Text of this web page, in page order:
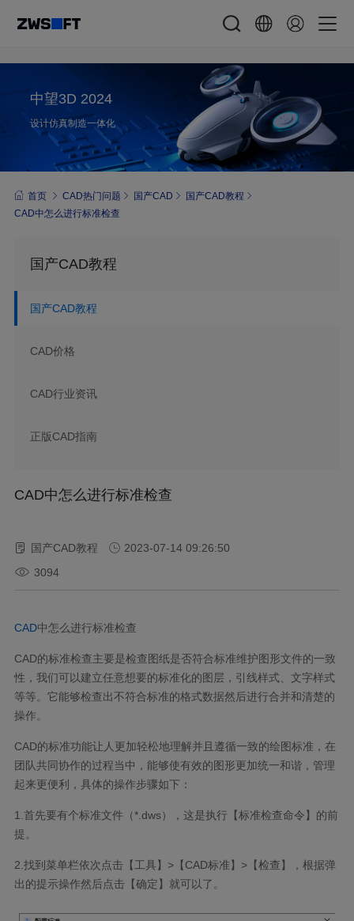
中望3D 2024
设计仿真制造一体化
首页 CAD热门问题 国产CAD
国产CAD教程
CAD中怎么进行标准检查
国产CAD教程
国产CAD教程
CAD价格
CAD行业资讯
正版CAD指南
CAD中怎么进行标准检查
国产CAD教程
2023-07-14 09:26:50
3094
CAD中怎么进行标准检查
CAD的标准检查主要是检查图纸是否符合标准维护图形文件的一致
性，我们可以建立任意想要的标准化的图层，引线样式、文字样式
等等。它能够检查出不符合标准的格式数据然后进行合并和清楚的
操作。
CAD的标准功能让人更加轻松地理解并且遵循一致的绘图标准，在
团队共同协作的过程当中，能够使有效的图形更加统一和谐，管理
起来更便利，具体的操作步骤如下：
1. 首先要有个标准文件（*.dws），这是执行【标准检查命令】的前
提。
2. 找到菜单栏依次点击【工具】 >【CAD标准】 >【检查】，根据弹
出的提示操作然后点击【确定】就可以了。